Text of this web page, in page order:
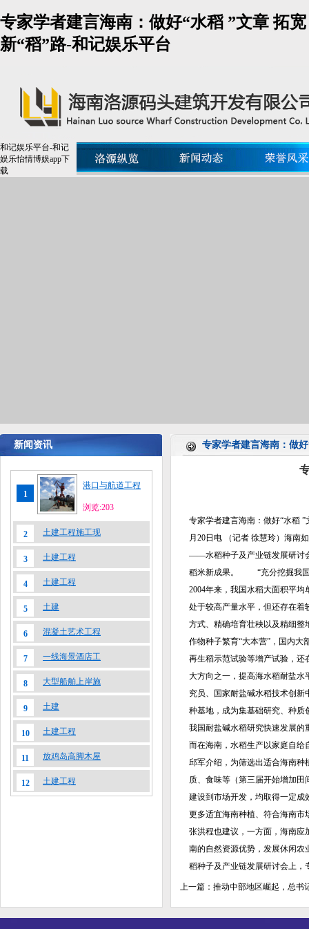
专家学者建言海南：做好“水稻 ”文章 拓宽
新“稻”路-和记娱乐平台
和记娱乐平台-和记
娱乐怡情博娱app下
载
新闻资讯 专家学者建言海南：做
1
港口与航道工程
浏览:203
2 土建工程施工现
3 土建工程
4 土建工程
5 土建
6 混凝土艺术工程
7 一线海景酒店工
8 大型船舶上岸施
9 土建
10 土建工程
11 放鸡岛高脚木屋
12 土建工程
专家学者建言海南：做好“水稻
月20日电 （记者 徐慧玲）海南
——水稻种子及产业链发展研讨
稻米新成果。 “充分挖掘我国
2004年来，我国水稻大面积平
处于较高产量水平，但还存在
方式、精确培育壮秧以及精细
作物种子繁育“大本营”，国内大
再生稻示范试验等增产试验，
大方向之一，提高海水稻耐盐水
究员、国家耐盐碱水稻技术创
种基地，成为集基础研究、种质
我国耐盐碱水稻研究快速发展
而在海南，水稻生产以家庭自
邱军介绍，为筛选出适合海南种
质、食味等（第三届开始增加
建设到市场开发，均取得一定
更多适宜海南种植、符合海南
张洪程也建议，一方面，海南应
南的自然资源优势，发展休闲农
稻种子及产业链发展研讨会上
上一篇： 推动中部地区崛起，总书